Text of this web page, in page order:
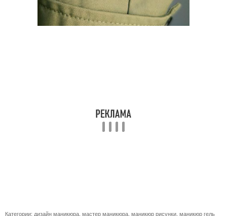
Категории: дизайн маникюра мастер маникюра маникюр рисунки маникюр гель